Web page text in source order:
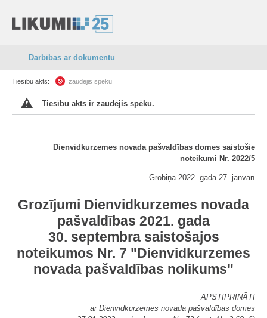
Darbības ar dokumentu
Tiesību akts: zaudējis spēku
Tiesību akts ir zaudējis spēku.
Dienvidkurzemes novada pašvaldības domes saistošie
noteikumi Nr. 2022/5
Grobiņā 2022. gada 27. janvārī
Grozījumi Dienvidkurzemes novada
pašvaldības 2021. gada
30. septembra saistošajos
noteikumos Nr. 7 "Dienvidkurzemes
novada pašvaldības nolikums"
APSTIPRINĀTI
ar Dienvidkurzemes novada pašvaldības domes